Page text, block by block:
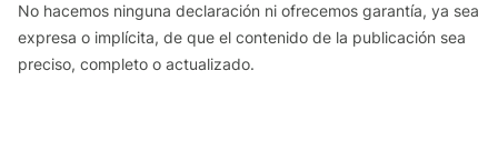
No hacemos ninguna declaración ni ofrecemos garantía, ya sea
expresa o implícita, de que el contenido de la publicación sea
preciso, completo o actualizado.